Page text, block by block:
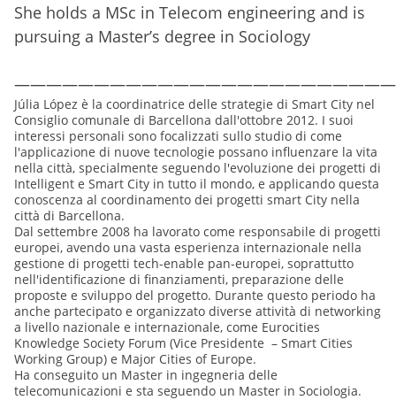
She holds a MSc in Telecom engineering and is
pursuing a Master’s degree in Sociology
————————————————————————
Júlia López è la coordinatrice delle strategie di Smart City nel
Consiglio comunale di Barcellona dall'ottobre 2012. I suoi
interessi personali sono focalizzati sullo studio di come
l'applicazione di nuove tecnologie possano influenzare la vita
nella città, specialmente seguendo l'evoluzione dei progetti di
Intelligent e Smart City in tutto il mondo, e applicando questa
conoscenza al coordinamento dei progetti smart City nella
città di Barcellona.
Dal settembre 2008 ha lavorato come responsabile di progetti
europei, avendo una vasta esperienza internazionale nella
gestione di progetti tech-enable pan-europei, soprattutto
nell'identificazione di finanziamenti, preparazione delle
proposte e sviluppo del progetto. Durante questo periodo ha
anche partecipato e organizzato diverse attività di networking
a livello nazionale e internazionale, come Eurocities
Knowledge Society Forum (Vice Presidente – Smart Cities
Working Group) e Major Cities of Europe.
Ha conseguito un Master in ingegneria delle
telecomunicazioni e sta seguendo un Master in Sociologia.